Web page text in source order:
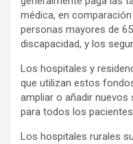
médica, en
personas mayores de
discapacidad, y los
Los hospitales y
que utilizan estos
ampliar o añadir
para todos los
Los hospitales rurales